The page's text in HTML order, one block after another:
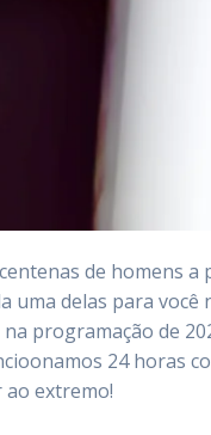
de homens
uma delas para
programação de
24 horas
extremo!